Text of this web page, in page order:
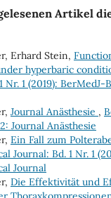
Artikel
Erhard Stein,
hyperbaric
Nr. 1 (2019):
Journal Anästhesie ,
Journal Anästhesie
Ein Fall zum
Journal: Bd. 1 Nr. 1
Journal
Die Effektivität und